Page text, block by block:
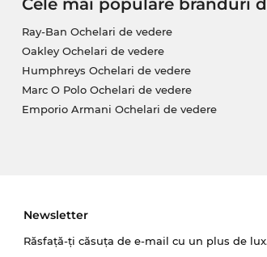
Cele mai populare branduri
Ray-Ban Ochelari de vedere
Oakley Ochelari de vedere
Humphreys Ochelari de vedere
Marc O Polo Ochelari de vedere
Emporio Armani Ochelari de vedere
Newsletter
Răsfață-ți căsuța de e-mail cu un plus de